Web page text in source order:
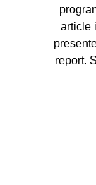
article
report.